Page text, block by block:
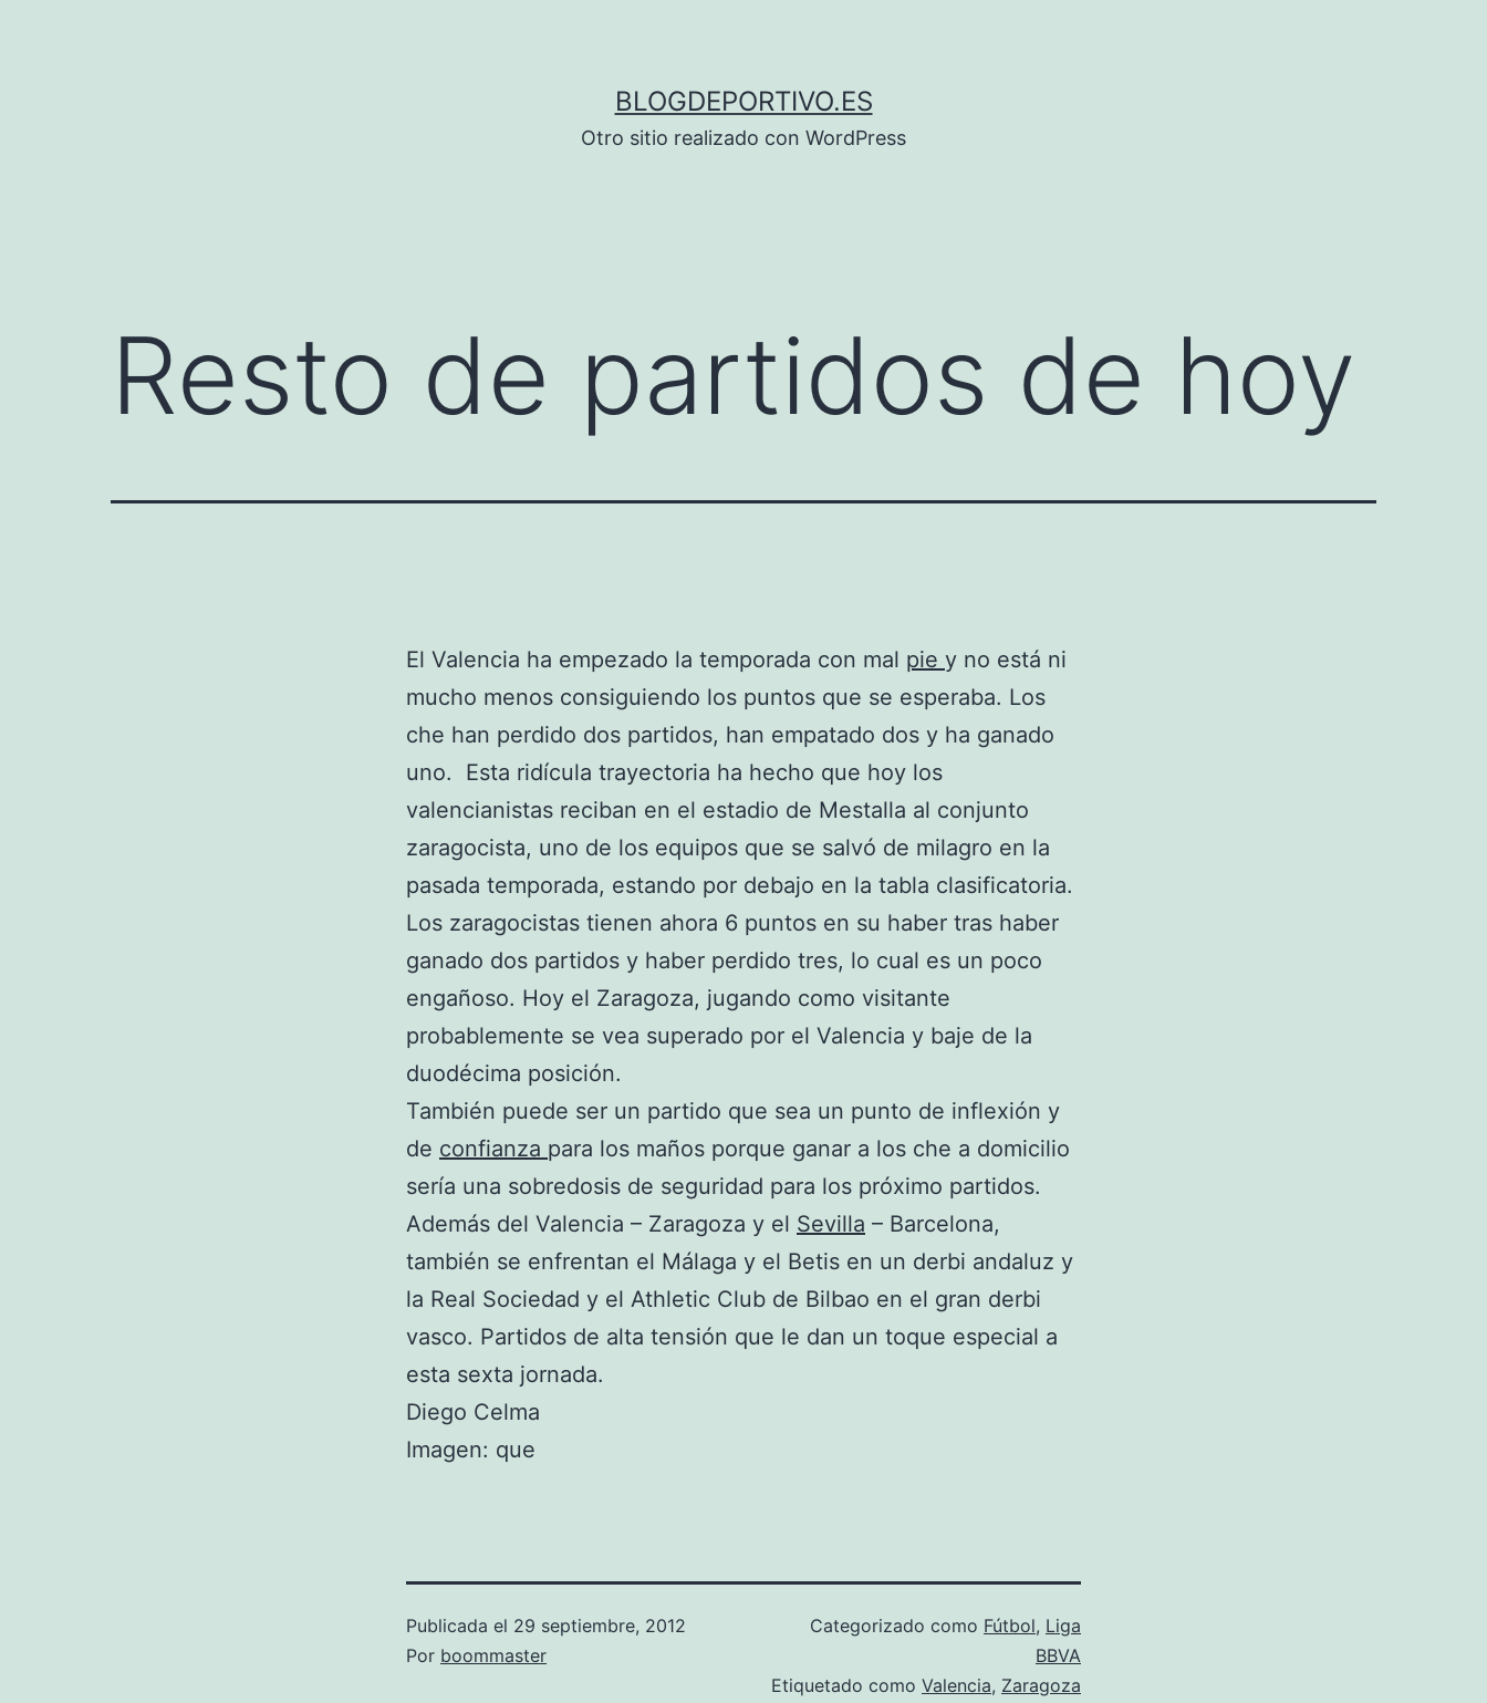
BLOGDEPORTIVO.ES
Otro sitio realizado con WordPress
Resto de partidos de hoy
El Valencia ha empezado la temporada con mal pie y no está ni
mucho menos consiguiendo los puntos que se esperaba. Los
che han perdido dos partidos, han empatado dos y ha ganado
uno. Esta ridícula trayectoria ha hecho que hoy los
valencianistas reciban en el estadio de Mestalla al conjunto
zaragocista, uno de los equipos que se salvó de milagro en la
pasada temporada, estando por debajo en la tabla clasificatoria.
Los zaragocistas tienen ahora 6 puntos en su haber tras haber
ganado dos partidos y haber perdido tres, lo cual es un poco
engañoso. Hoy el Zaragoza, jugando como visitante
probablemente se vea superado por el Valencia y baje de la
duodécima posición.
También puede ser un partido que sea un punto de inflexión y
de confianza para los maños porque ganar a los che a domicilio
sería una sobredosis de seguridad para los próximo partidos.
Además del Valencia – Zaragoza y el Sevilla – Barcelona,
también se enfrentan el Málaga y el Betis en un derbi andaluz y
la Real Sociedad y el Athletic Club de Bilbao en el gran derbi
vasco. Partidos de alta tensión que le dan un toque especial a
esta sexta jornada.
Diego Celma
Imagen: que
Publicada el 29 septiembre, 2012
Por boommaster
Categorizado como Fútbol, Liga
BBVA
Etiquetado como Valencia, Zaragoza